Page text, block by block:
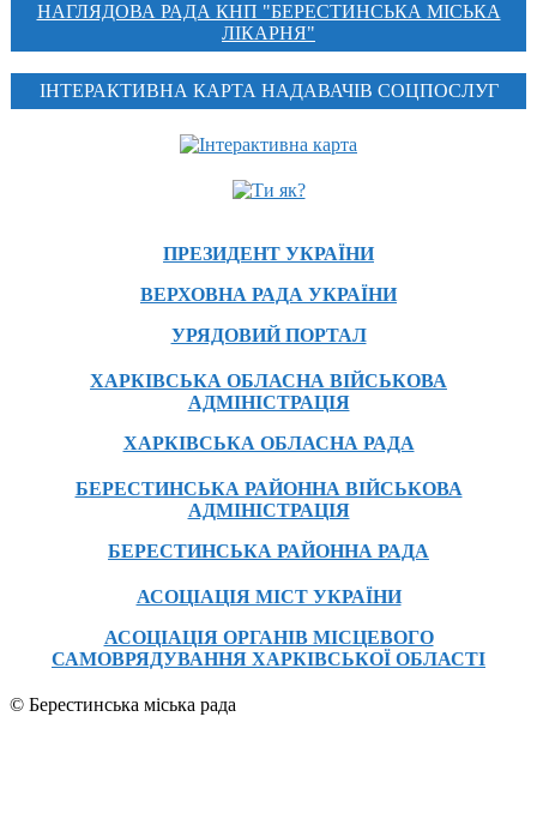
НАГЛЯДОВА РАДА КНП "БЕРЕСТИНСЬКА МІСЬКА
ЛІКАРНЯ"
ІНТЕРАКТИВНА КАРТА НАДАВАЧІВ СОЦПОСЛУГ
ПРЕЗИДЕНТ УКРАЇНИ
ВЕРХОВНА РАДА УКРАЇНИ
УРЯДОВИЙ ПОРТАЛ
ХАРКІВСЬКА ОБЛАСНА ВІЙСЬКОВА
АДМІНІСТРАЦІЯ
ХАРКІВСЬКА ОБЛАСНА РАДА
БЕРЕСТИНСЬКА РАЙОННА ВІЙСЬКОВА
АДМІНІСТРАЦІЯ
БЕРЕСТИНСЬКА РАЙОННА РАДА
АСОЦІАЦІЯ МІСТ УКРАЇНИ
АСОЦІАЦІЯ ОРГАНІВ МІСЦЕВОГО
САМОВРЯДУВАННЯ ХАРКІВСЬКОЇ ОБЛАСТІ
© Берестинська міська рада